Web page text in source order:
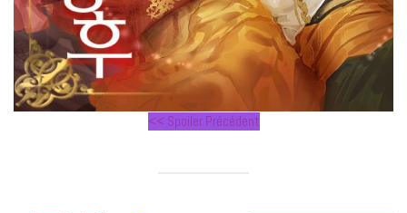
<< Spoiler Précédent